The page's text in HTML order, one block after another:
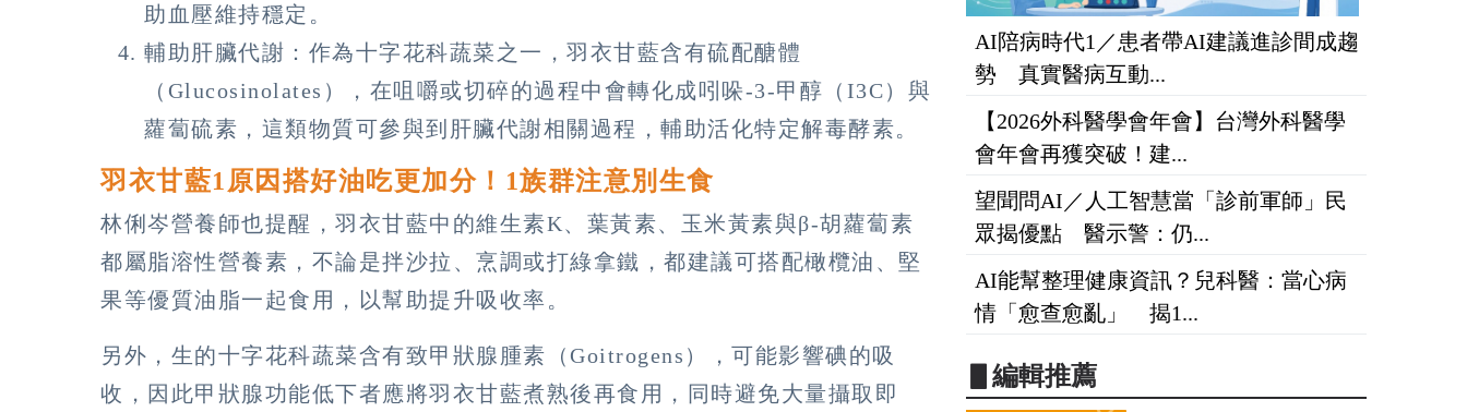
助血壓維持穩定。
輔助肝臟代謝：作為十字花科蔬菜之一，羽衣甘藍含有硫配醣體
（Glucosinolates），在咀嚼或切碎的過程中會轉化成吲哚-3-甲醇（I3C）與
蘿蔔硫素，這類物質可參與到肝臟代謝相關過程，輔助活化特定解毒酵素。
羽衣甘藍1原因搭好油吃更加分！1族群注意別生食
林俐岑營養師也提醒，羽衣甘藍中的維生素K、葉黃素、玉米黃素與β-胡蘿蔔素
都屬脂溶性營養素，不論是拌沙拉、烹調或打綠拿鐵，都建議可搭配橄欖油、堅
果等優質油脂一起食用，以幫助提升吸收率。
另外，生的十字花科蔬菜含有致甲狀腺腫素（Goitrogens），可能影響碘的吸
收，因此甲狀腺功能低下者應將羽衣甘藍煮熟後再食用，同時避免大量攝取即
AI陪病時代1／患者帶AI建議進診間成趨
勢 真實醫病互動...
【2026外科醫學會年會】台灣外科醫學
會年會再獲突破！建...
望聞問AI／人工智慧當「診前軍師」民
眾揭優點 醫示警：仍...
AI能幫整理健康資訊？兒科醫：當心病
情「愈查愈亂」 揭1...
▋編輯推薦